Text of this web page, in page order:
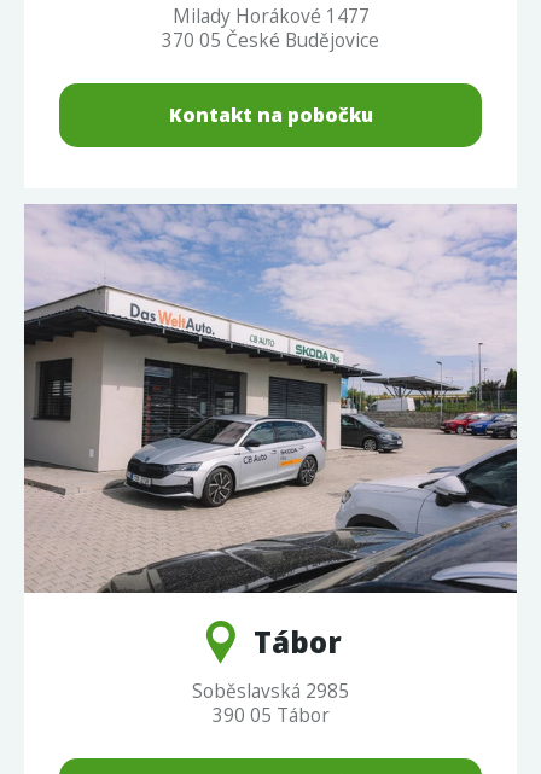
Milady Horákové 1477
370 05 České Budějovice
Kontakt na pobočku
Tábor
Soběslavská 2985
390 05 Tábor